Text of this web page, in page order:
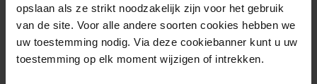
opslaan als ze strikt noodzakelijk zijn voor het gebruik
van de site. Voor alle andere soorten cookies hebben we
uw toestemming nodig. Via deze cookiebanner kunt u uw
toestemming op elk moment wijzigen of intrekken.
Beschrijving